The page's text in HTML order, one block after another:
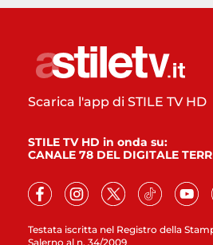
Testata iscritta nel Registro della
Salerno al n. 34/2009
Scarica l'app di STILE TV HD
STILE TV HD in onda su:
CANALE 78 DEL DIGITALE